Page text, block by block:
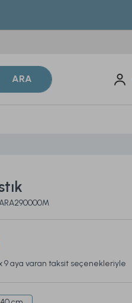
ARA
9 aya varan taksit seçenekleriyle